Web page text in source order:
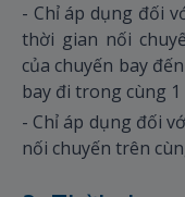
- Chỉ áp dụng đối
thời gian nối
của chuyến bay
bay đi trong cùng 1
- Chỉ áp dụng đối
nối chuyến trên